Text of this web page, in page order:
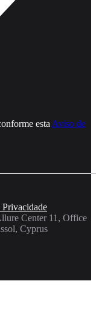
esta Aviso de
Center 11, Office
Cyprus